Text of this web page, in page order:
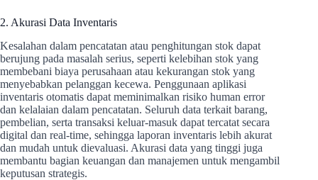
2. Akurasi Data Inventaris
Kesalahan dalam pencatatan atau penghitungan stok dapat
berujung pada masalah serius, seperti kelebihan stok yang
membebani biaya perusahaan atau kekurangan stok yang
menyebabkan pelanggan kecewa. Penggunaan aplikasi
inventaris otomatis dapat meminimalkan risiko human error
dan kelalaian dalam pencatatan. Seluruh data terkait barang,
pembelian, serta transaksi keluar-masuk dapat tercatat secara
digital dan real-time, sehingga laporan inventaris lebih akurat
dan mudah untuk dievaluasi. Akurasi data yang tinggi juga
membantu bagian keuangan dan manajemen untuk mengambil
keputusan strategis.